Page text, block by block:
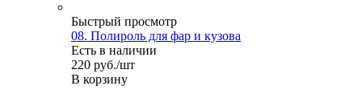
Быстрый просмотр
08. Полироль для фар и кузова
Есть в наличии
220 руб./шт
В корзину